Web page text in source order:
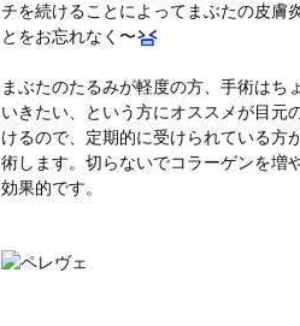
チを続けることによってまぶたの皮膚
とをお忘れなく〜
まぶたのたるみが軽度の方、手術はち
いきたい、という方にオススメが目元
けるので、定期的に受けられている方
術します。切らないでコラーゲンを増
効果的です。